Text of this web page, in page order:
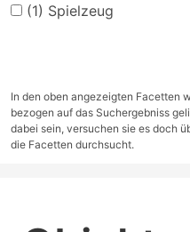
(1) Spielzeug
In den oben angezeigten Facetten
bezogen auf das Suchergebniss
dabei sein, versuchen sie es doch
die Facetten durchsucht.